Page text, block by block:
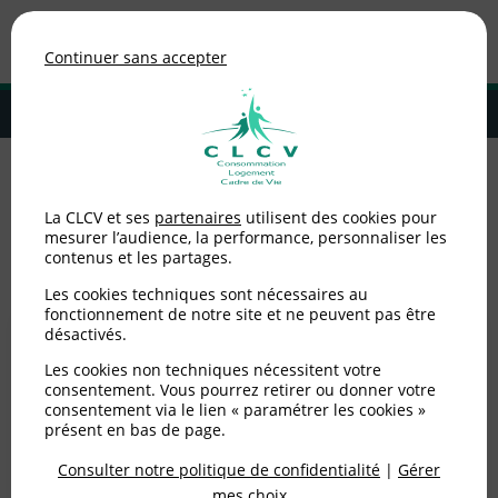
MENU
Adhérer à la CLCV
Banque
Aucun article dans cette catégorie
La pratique d'un professionnelvous
alerte ?
Continuer sans accepter
La CLCV et ses partenaires utilisent des cookies pour
mesurer l’audience, la performance, personnaliser les
contenus et les partages.
Les cookies techniques sont nécessaires au
fonctionnement de notre site et ne peuvent pas être
désactivés.
Les cookies non techniques nécessitent votre
consentement. Vous pourrez retirer ou donner votre
consentement via le lien « paramétrer les cookies »
présent en bas de page.
Consulter notre politique de confidentialité | Gérer